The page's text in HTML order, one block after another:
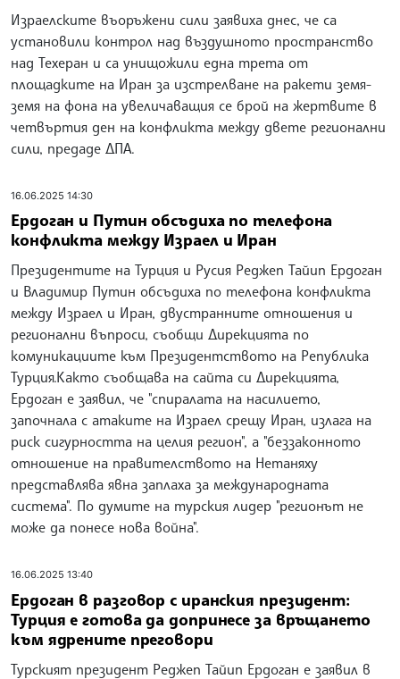
Израелските въоръжени сили заявиха днес, че са
установили контрол над въздушното пространство
над Техеран и са унищожили една трета от
площадките на Иран за изстрелване на ракети земя-
земя на фона на увеличаващия се брой на жертвите в
четвъртия ден на конфликта между двете регионални
сили, предаде ДПА.
16.06.2025 14:30
Ердоган и Путин обсъдиха по телефона
конфликта между Израел и Иран
Президентите на Турция и Русия Реджеп Тайип Ердоган
и Владимир Путин обсъдиха по телефона конфликта
между Израел и Иран, двустранните отношения и
регионални въпроси, съобщи Дирекцията по
комуникациите към Президентството на Република
Турция.Както съобщава на сайта си Дирекцията,
Ердоган е заявил, че "спиралата на насилието,
започнала с атаките на Израел срещу Иран, излага на
риск сигурността на целия регион", а "беззаконното
отношение на правителството на Нетаняху
представлява явна заплаха за международната
система". По думите на турския лидер "регионът не
може да понесе нова война".
16.06.2025 13:40
Ердоган в разговор с иранския президент:
Турция е готова да допринесе за връщането
към ядрените преговори
Турският президент Реджеп Тайип Ердоган е заявил в